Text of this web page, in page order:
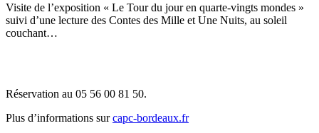
Visite de l’exposition « Le Tour du jour en quarte-vingts mondes »
suivi d’une lecture des Contes des Mille et Une Nuits, au soleil
couchant…
Réservation au 05 56 00 81 50.
Plus d’informations surcapc-bordeaux.fr